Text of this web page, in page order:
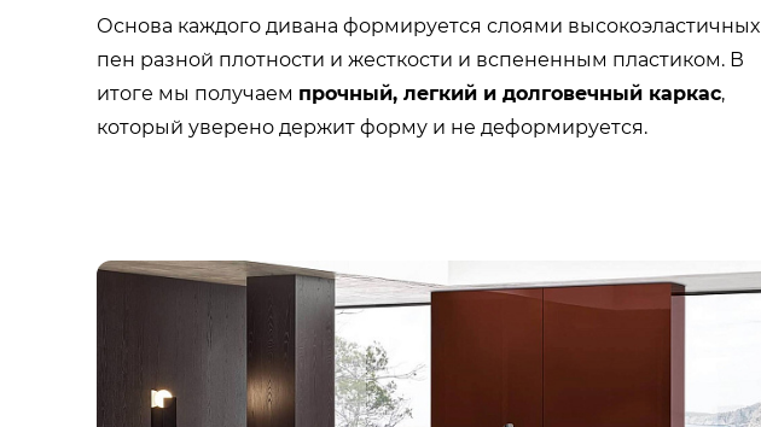
Основа каждого дивана формируется слоями высокоэластичных
пен разной плотности и жесткости и вспененным пластиком. В
итоге мы получаем прочный, легкий и долговечный каркас,
который уверено держит форму и не деформируется.